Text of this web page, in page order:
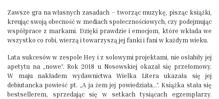
Zawsze gra na własnych zasadach – tworząc muzykę, pisząc książki,
kreując swoją obecność w mediach społecznościowych, czy podejmując
współprace z markami. Dzięki prawdzie i emocjom, które wkłada we
wszystko co robi, wierzą i towarzyszą jej fanki i fani w każdym wieku.
Lata sukcesów w zespole Hey i z solowymi projektami, nie osłabiły jej
apetytu na „nowe”. Rok 2018 u Nosowskiej okazał się przełomowy.
W maju nakładem wydawnictwa Wielka Litera ukazała się jej
debiutancka powieść pt. „A ja żem jej powiedziała…”. Książka stała się
bestsellerem, sprzedając się w setkach tysiącach egzemplarzy.